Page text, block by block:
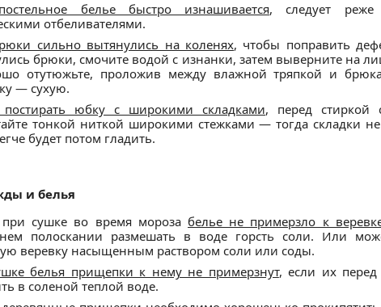
белье быстро изнашивается, следует реже
отбеливателями.
сильно вытянулись на коленях, чтобы поправить
брюки, смочите водой с изнанки, затем выверните на
отутюжьте, проложив между влажной тряпкой и
— сухую.
юбку с широкими складками, перед стиркой
тонкой ниткой широкими стежками — тогда складки не
будет потом гладить.
и белья
при сушке во время мороза белье не примерзло к
полоскании размешать в воде горсть соли. Или
веревку насыщенным раствором соли или соды.
белья прищепки к нему не примерзнут, если их
в соленой теплой воде.